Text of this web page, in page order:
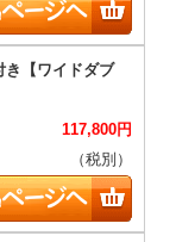
117,800円
（税別）